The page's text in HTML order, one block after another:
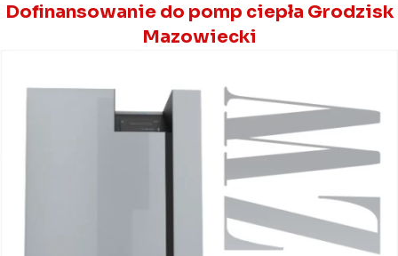
Dofinansowanie do pomp ciepła Grodzisk
Mazowiecki